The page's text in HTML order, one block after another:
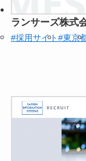
ランサーズ株式
#採用サイト#東京